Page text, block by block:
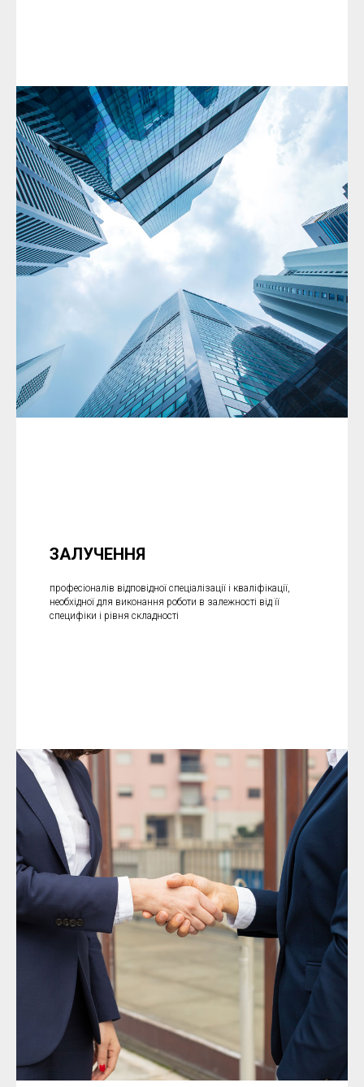
ЗАЛУЧЕННЯ
професіоналів відповідної спеціалізації і кваліфікації,
необхідної для виконання роботи в залежності від її
специфіки і рівня складності